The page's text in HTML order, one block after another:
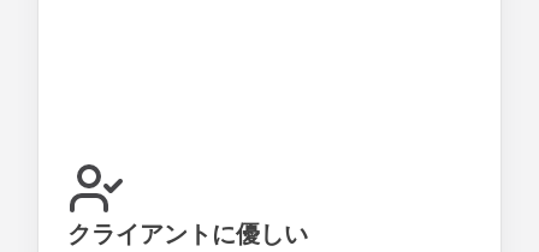
クライアントに優しい